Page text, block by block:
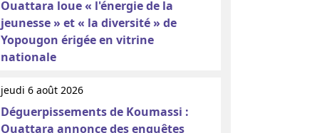
Ouattara loue « l'énergie de la
jeunesse » et « la diversité » de
Yopougon érigée en vitrine
nationale
jeudi 6 août 2026
Déguerpissements de Koumassi :
Ouattara annonce des enquêtes